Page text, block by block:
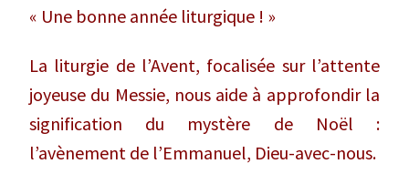
« Une bonne année liturgique ! »
La liturgie de l’Avent, focalisée sur l’attente
joyeuse du Messie, nous aide à approfondir la
signification du mystère de Noël :
l’avènement de l’Emmanuel, Dieu-avec-nous.